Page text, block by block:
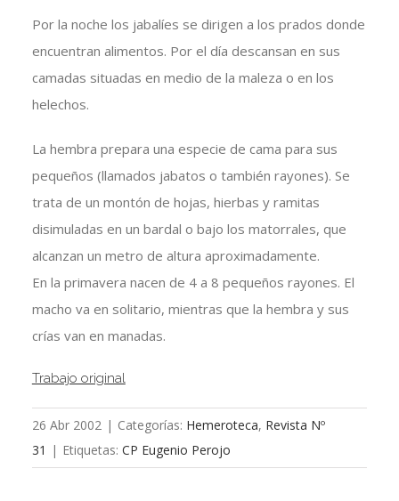
Por la noche los jabalíes se dirigen a los prados donde
encuentran alimentos. Por el día descansan en sus
camadas situadas en medio de la maleza o en los
helechos.
La hembra prepara una especie de cama para sus
pequeños (llamados jabatos o también rayones). Se
trata de un montón de hojas, hierbas y ramitas
disimuladas en un bardal o bajo los matorrales, que
alcanzan un metro de altura aproximadamente.
En la primavera nacen de 4 a 8 pequeños rayones. El
macho va en solitario, mientras que la hembra y sus
crías van en manadas.
Trabajo original
26 Abr 2002 | Categorías: Hemeroteca, Revista Nº
31 | Etiquetas: CP Eugenio Perojo